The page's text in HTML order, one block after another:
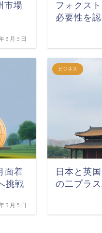
市場
3月5日
フォクス
必要性を
面着
挑戦
3月5日
ビジネス
日本と英
の二プラ